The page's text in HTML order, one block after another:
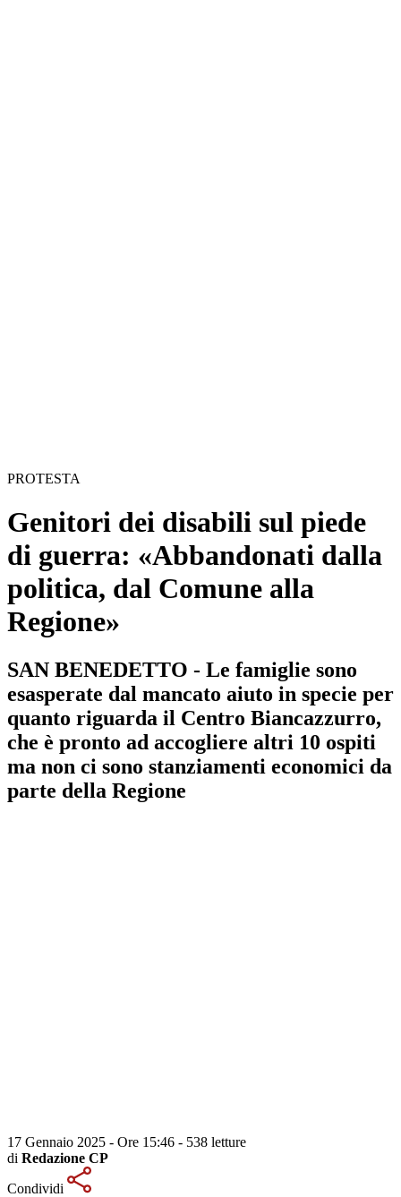
PROTESTA
Genitori dei disabili sul piede
di guerra: «Abbandonati dalla
politica, dal Comune alla
Regione»
SAN BENEDETTO - Le famiglie sono
esasperate dal mancato aiuto in specie per
quanto riguarda il Centro Biancazzurro,
che è pronto ad accogliere altri 10 ospiti
ma non ci sono stanziamenti economici da
parte della Regione
17 Gennaio 2025 - Ore 15:46 - 538 letture
di Redazione CP
Condividi